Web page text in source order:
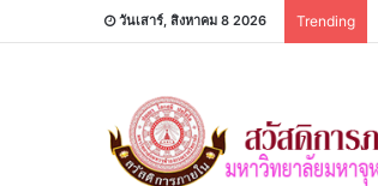
วันเสาร์, สิงหาคม 8 2026 Trending